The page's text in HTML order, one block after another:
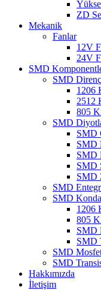
ZD
Mekanik
Fanlar
12V
24V
SMD
SMD
1206
2512
805
SMD
SMD
SMD
SMD
SMD
SMD
SMD
SMD
1206
805
SMD
SMD
SMD
SMD
Hakkımızda
İletişim